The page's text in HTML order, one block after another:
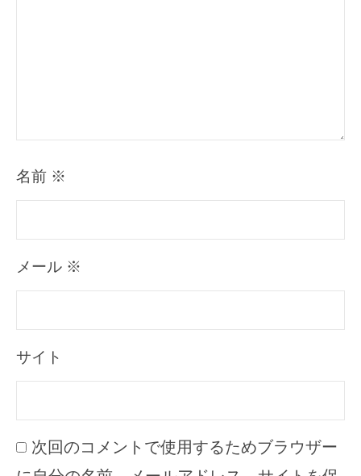
名前 ※
メール ※
サイト
次回のコメントで使用するためブラウザー